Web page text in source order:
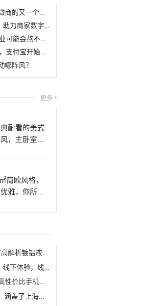
来了 终于来了 电商收付通 微商的又一个春天
2020支付宝合作伙伴大会，助力商家数字化升级亮点多多
新能源车连续下滑，很多企业可能会熬不到天亮了
被微信支付不断抢走市场后，支付宝开始打起了翻身仗
哪阵风？
更多
耐看的美式
，主卧室的
简欧风格，
雅，你所向
耳机听感与无声拆解
体验，线上消费
价比手机推荐
海人所有日常！